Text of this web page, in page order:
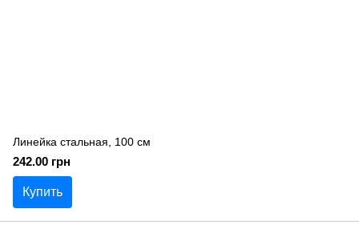
Линейка стальная, 100 см
242.00 грн
Купить